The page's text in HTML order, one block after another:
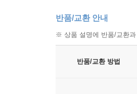
반품/교환 안내
※ 상품 설명에 반품/교환
반품/교환 방법